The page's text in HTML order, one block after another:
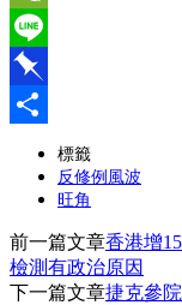
WeChat
Line
Pinboard
標籤
反修例風波
旺角
前一篇文章香港增
檢測有政治原因
下一篇文章捷克參